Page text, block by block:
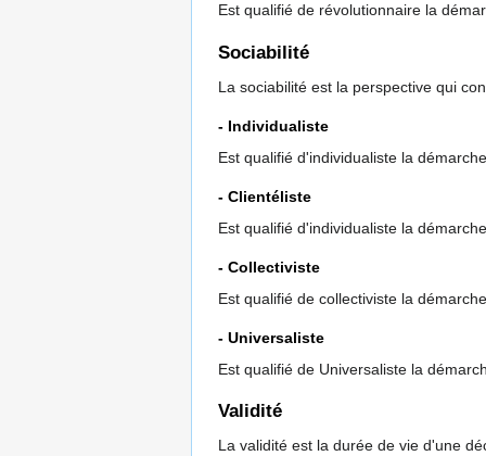
Est qualifié de révolutionnaire la
Sociabilité
La sociabilité est la perspective qui
- Individualiste
Est qualifié d'individualiste la
- Clientéliste
Est qualifié d'individualiste la
- Collectiviste
Est qualifié de collectiviste la
- Universaliste
Est qualifié de Universaliste la
Validité
La validité est la durée de vie d'une